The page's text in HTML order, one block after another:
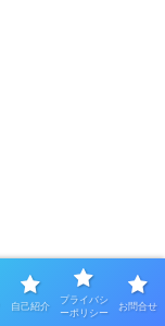
自己紹介
プライバシ
ーポリシー
お問合せ